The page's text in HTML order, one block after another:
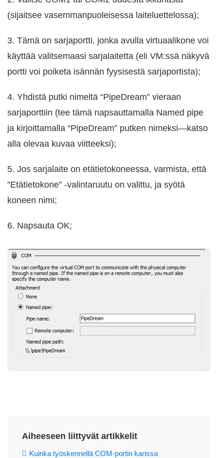
(sijaitsee vasemmanpuoleisessa laiteluettelossa);
3. Tämä on sarjaportti, jonka avulla virtuaalikone voi
käyttää valitsemaasi sarjalaitetta (eli VM:ssä näkyvä
portti voi poiketa isännän fyysisestä sarjaportista);
4. Yhdistä putki nimeltä “PipeDream” vieraan
sarjaporttiin (tee tämä napsauttamalla Named pipe
ja kirjoittamalla “PipeDream” putken nimeksi—katso
alla olevaa kuvaa viitteeksi);
5. Jos sarjalaite on etätietokoneessa, varmista, että
”Etätietokone” -valintaruutu on valittu, ja syötä
koneen nimi;
6. Napsauta OK;
Aiheeseen liittyvät artikkelit
Kuinka työskennellä COM-portin kanssa